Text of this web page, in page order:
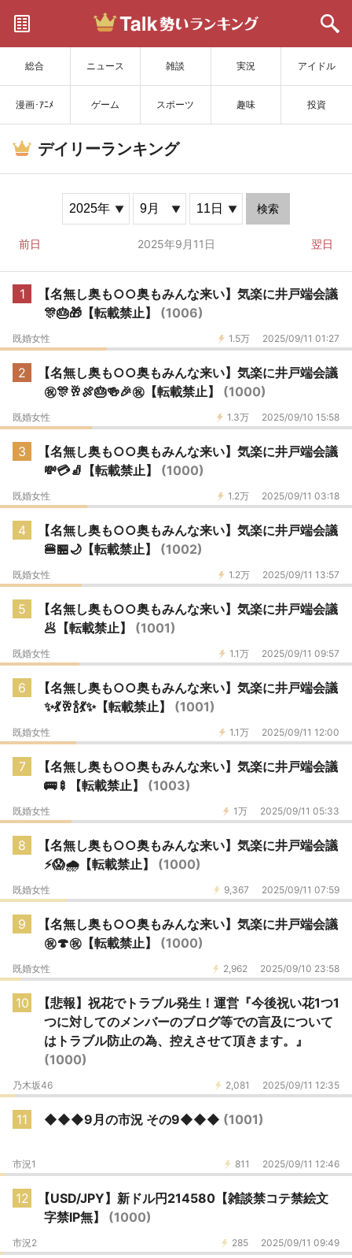
総合 ニュース 雑談 実況 アイドル
漫画･ｱﾆﾒ ゲーム スポーツ 趣味 投資
サイトを更新
デイリーランキング
検索
前日 2025年9月11日 翌日
1
【名無し奥も○○奥もみんな来い】気楽に井戸端会議
🎊🎂🎁【転載禁止】 (1006)
1.5万 2025/09/11 01:27
既婚女性
2
【名無し奥も○○奥もみんな来い】気楽に井戸端会議
㊗️🎊🥂🍖🎂🍻🎉㊗️【転載禁止】 (1000)
1.3万 2025/09/10 15:58
既婚女性
3
【名無し奥も○○奥もみんな来い】気楽に井戸端会議
💸💳🧦【転載禁止】 (1000)
1.2万 2025/09/11 03:18
既婚女性
4
【名無し奥も○○奥もみんな来い】気楽に井戸端会議
🍔🏪🌙【転載禁止】 (1002)
1.2万 2025/09/11 13:57
既婚女性
5
【名無し奥も○○奥もみんな来い】気楽に井戸端会議
🥟【転載禁止】 (1001)
1.1万 2025/09/11 09:57
既婚女性
6
【名無し奥も○○奥もみんな来い】気楽に井戸端会議
✨️💃🥂🍾💃✨️【転載禁止】 (1001)
1.1万 2025/09/11 12:00
既婚女性
7
【名無し奥も○○奥もみんな来い】気楽に井戸端会議
🚌🍢【転載禁止】 (1003)
1万 2025/09/11 05:33
既婚女性
8
【名無し奥も○○奥もみんな来い】気楽に井戸端会議
⚡️😱🌧️【転載禁止】 (1000)
9,367 2025/09/11 07:59
既婚女性
9
【名無し奥も○○奥もみんな来い】気楽に井戸端会議
㊗️🍄㊗️【転載禁止】 (1000)
2,962 2025/09/10 23:58
既婚女性
10
【悲報】祝花でトラブル発生！運営『今後祝い花1つ1
つに対してのメンバーのブログ等での言及について
はトラブル防止の為、控えさせて頂きます。』
(1000)
2,081 2025/09/11 12:35
乃木坂46
11 ◆◆◆9月の市況 その9◆◆◆ (1001)
811 2025/09/11 12:46
市況1
12
【USD/JPY】新ドル円214580【雑談禁コテ禁絵文
字禁IP無】 (1000)
285 2025/09/11 09:49
市況2